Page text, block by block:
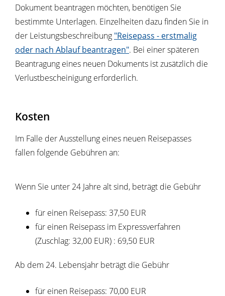
Dokument beantragen möchten, benötigen Sie
bestimmte Unterlagen. Einzelheiten dazu finden Sie in
der Leistungsbeschreibung "Reisepass - erstmalig
oder nach Ablauf beantragen". Bei einer späteren
Beantragung eines neuen Dokuments ist zusätzlich die
Verlustbescheinigung erforderlich.
Kosten
Im Falle der Ausstellung eines neuen Reisepasses
fallen folgende Gebühren an:
Wenn Sie unter 24 Jahre alt sind, beträgt die Gebühr
für einen Reisepass: 37,50 EUR
für einen Reisepass im Expressverfahren
(Zuschlag: 32,00 EUR) : 69,50 EUR
Ab dem 24. Lebensjahr beträgt die Gebühr
für einen Reisepass: 70,00 EUR